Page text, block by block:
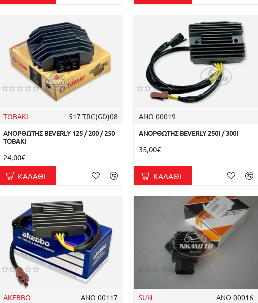
TOBAKI 517-TRC(GD)08
ΑΝΟΡΘΩΤΗΣ BEVERLY 125 / 200 / 250
TOBAKI
24,00€
ΚΑΛΆΘΙ
ΑΝΟ-00019
ΑΝΟΡΘΩΤΗΣ BEVERLY 250I / 300I
35,00€
ΚΑΛΆΘΙ
AKEBBO ΑΝΟ-00117 SUN ΑΝΟ-00016